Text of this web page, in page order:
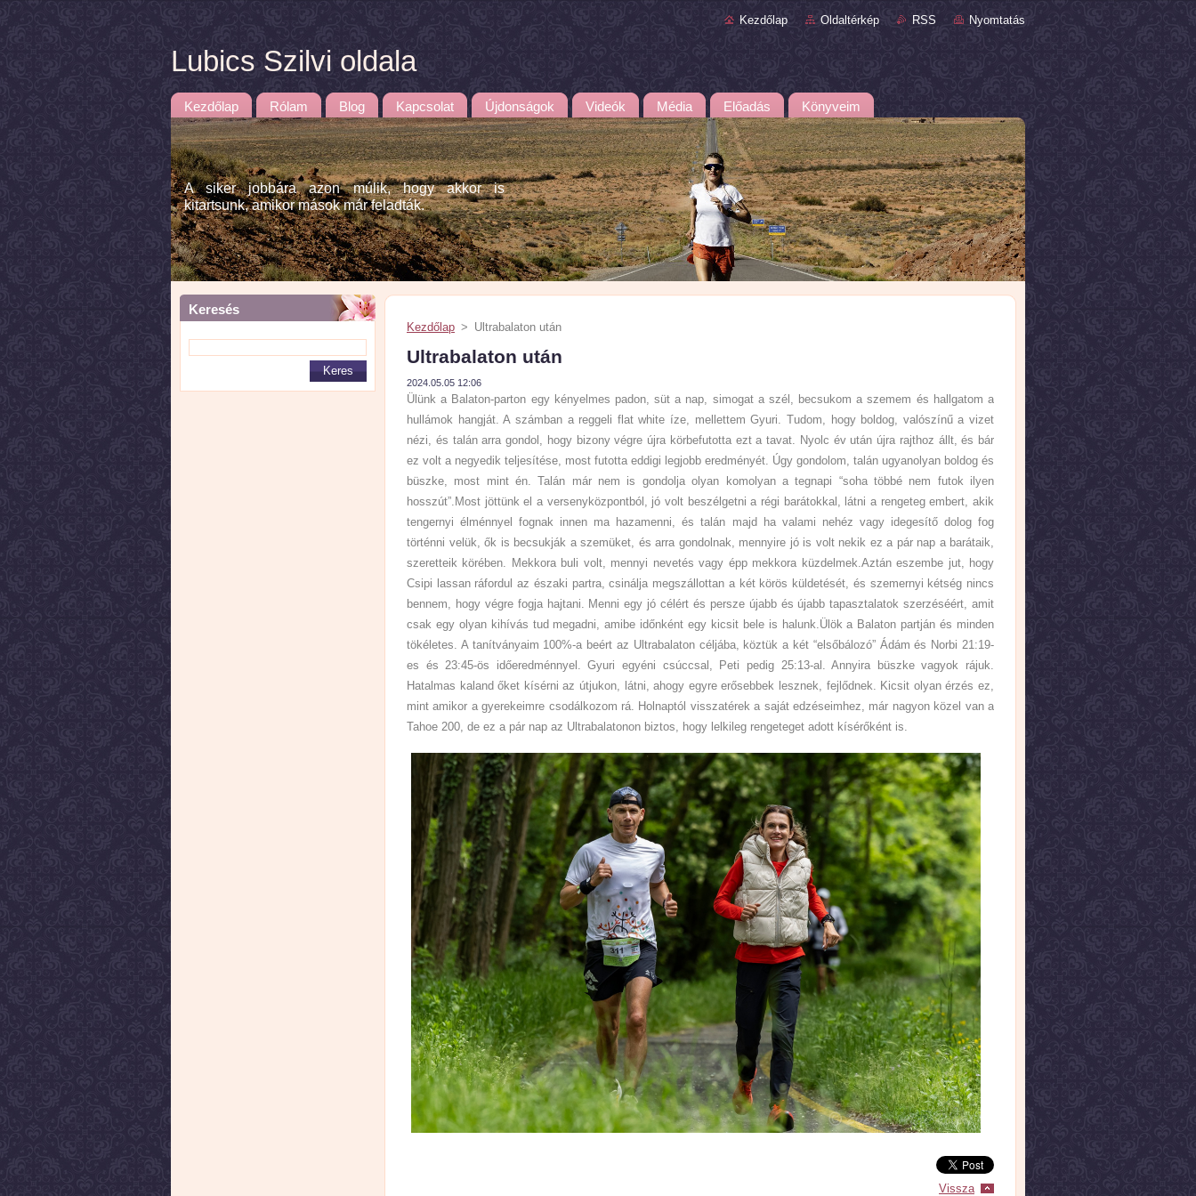
Kezdőlap Oldaltérkép RSS Nyomtatás
Lubics Szilvi oldala
Kezdőlap Rólam Blog Kapcsolat Újdonságok Videók Média Előadás Könyveim
A siker jobbára azon múlik, hogy akkor is
kitartsunk, amikor mások már feladták.
Keresés
Kezdőlap > Ultrabalaton után
Ultrabalaton után
2024.05.05 12:06
Ülünk a Balaton-parton egy kényelmes padon, süt a nap, simogat a szél, becsukom a szemem és hallgatom a
hullámok hangját. A számban a reggeli flat white íze, mellettem Gyuri. Tudom, hogy boldog, valószínű a vizet
nézi, és talán arra gondol, hogy bizony végre újra körbefutotta ezt a tavat. Nyolc év után újra rajthoz állt, és bár
ez volt a negyedik teljesítése, most futotta eddigi legjobb eredményét. Úgy gondolom, talán ugyanolyan boldog és
büszke, most mint én. Talán már nem is gondolja olyan komolyan a tegnapi “soha többé nem futok ilyen
hosszút”.Most jöttünk el a versenyközpontból, jó volt beszélgetni a régi barátokkal, látni a rengeteg embert, akik
tengernyi élménnyel fognak innen ma hazamenni, és talán majd ha valami nehéz vagy idegesítő dolog fog
történni velük, ők is becsukják a szemüket, és arra gondolnak, mennyire jó is volt nekik ez a pár nap a barátaik,
szeretteik körében. Mekkora buli volt, mennyi nevetés vagy épp mekkora küzdelmek.Aztán eszembe jut, hogy
Csipi lassan ráfordul az északi partra, csinálja megszállottan a két körös küldetését, és szemernyi kétség nincs
bennem, hogy végre fogja hajtani. Menni egy jó célért és persze újabb és újabb tapasztalatok szerzéséért, amit
csak egy olyan kihívás tud megadni, amibe időnként egy kicsit bele is halunk.Ülök a Balaton partján és minden
tökéletes. A tanítványaim 100%-a beért az Ultrabalaton céljába, köztük a két “elsőbálozó” Ádám és Norbi 21:19-
es és 23:45-ös időeredménnyel. Gyuri egyéni csúccsal, Peti pedig 25:13-al. Annyira büszke vagyok rájuk.
Hatalmas kaland őket kísérni az útjukon, látni, ahogy egyre erősebbek lesznek, fejlődnek. Kicsit olyan érzés ez,
mint amikor a gyerekeimre csodálkozom rá. Holnaptól visszatérek a saját edzéseimhez, már nagyon közel van a
Tahoe 200, de ez a pár nap az Ultrabalatonon biztos, hogy lelkileg rengeteget adott kísérőként is.
Vissza